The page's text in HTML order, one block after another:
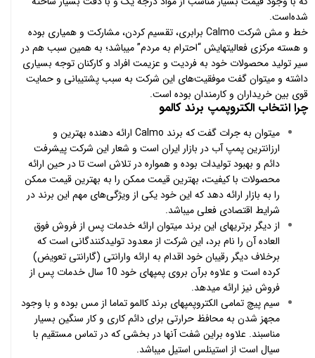
شده‌است.
خط و مش شرکت Calmo برابری، تقسیم کردن، مشارکت و همیاری بوده
و هسته مرکزی فعالیتهایش “احترام به مردم” میباشد؛ به همین سبب هم در
سیر تولید محصولات خود به فردیت و عزیمت افراد و کارکنان توجه بسیاری
داشته و میتوان گفت موفقیت‌های این شرکت به سبب پشتیبانی و حمایت
قوی بین خریداران و کارمندان بوده است.
چرا انتخاب الکتروپمپ برند کالمو
میتوان به جرات گفت که برند Calmo ارائه دهنده بهترین و
ارزانترین پمپ آب در بازار ایران است و شعار این شرکت پیشرفت
دائم و بهبود تولیدات بوده و همواره در تلاش است تا در حین ارائه
محصولات با کیفیت، بهترین قیمت ممکن را به بهترین قیمت ممکن
را به بازار ارائه دهد که این خود یکی از ویژگی‌های مهم این برند در
شرایط اقتصادی فعلی میباشد.
از دیگر برتریهای این برند میتوان ارائه خدمات پس از فروش فوق
العاده آن را نام برد، این شرکت از معدود تولیدکنندگانی است که
برخلاف دیگر رقیبان خود اقدام به ارائه وارانتی (گارانتی تعویض)
کرده است و علاوه برآن بروی پمپهای خود 10 سال خدمات پس از
فروش نیز ارائه میدهد.
سیم پیچ تمامی الکتروپمپهای برند کالمو تماما از مس بوده و با وجود
مجهز شدن به محافظ حرارتی برای دائم کاری و کار سنگین بسیار
مناسبند. علاوه براین شفت آنها در بخشی که در تماس مستقیم با
سیال است از استینلس استیل میباشد.